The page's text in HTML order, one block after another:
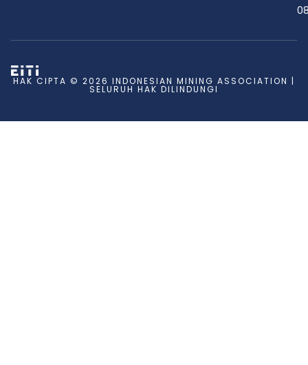
HAK CIPTA © 2026 INDONESIAN MINING ASSOCIATION |
SELURUH HAK DILINDUNGI